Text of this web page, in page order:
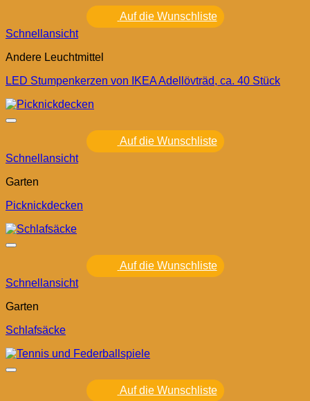
Auf die Wunschliste
Schnellansicht
Andere Leuchtmittel
LED Stumpenkerzen von IKEA Adellövträd, ca. 40 Stück
Auf die Wunschliste
Schnellansicht
Garten
Picknickdecken
Auf die Wunschliste
Schnellansicht
Garten
Schlafsäcke
Auf die Wunschliste